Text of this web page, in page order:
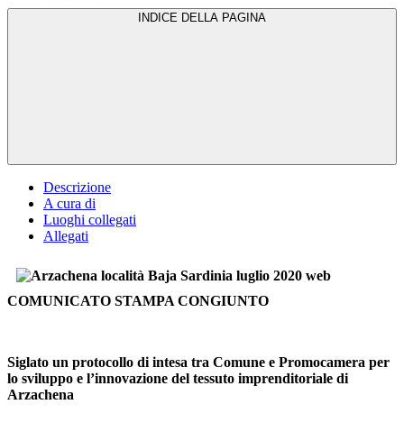
Descrizione
A cura di
Luoghi collegati
Allegati
COMUNICATO STAMPA CONGIUNTO
Siglato un protocollo di intesa tra Comune e Promocamera per
lo sviluppo e l’innovazione del tessuto imprenditoriale di
Arzachena